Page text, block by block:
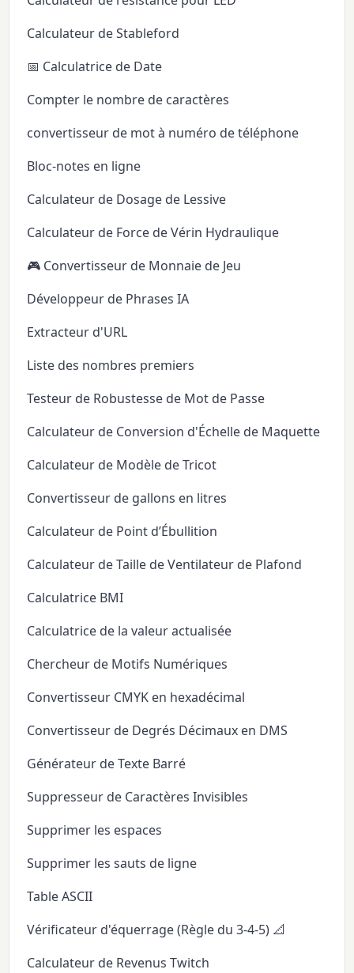
Calculateur de Stableford
📅 Calculatrice de Date
Compter le nombre de caractères
convertisseur de mot à numéro de téléphone
Bloc-notes en ligne
Calculateur de Dosage de Lessive
Calculateur de Force de Vérin Hydraulique
🎮 Convertisseur de Monnaie de Jeu
Développeur de Phrases IA
Extracteur d'URL
Liste des nombres premiers
Testeur de Robustesse de Mot de Passe
Calculateur de Conversion d'Échelle de Maquette
Calculateur de Modèle de Tricot
Convertisseur de gallons en litres
Calculateur de Point d’Ébullition
Calculateur de Taille de Ventilateur de Plafond
Calculatrice BMI
Calculatrice de la valeur actualisée
Chercheur de Motifs Numériques
Convertisseur CMYK en hexadécimal
Convertisseur de Degrés Décimaux en DMS
Générateur de Texte Barré
Suppresseur de Caractères Invisibles
Supprimer les espaces
Supprimer les sauts de ligne
Table ASCII
Vérificateur d'équerrage (Règle du 3-4-5) 📐
Calculateur de Revenus Twitch